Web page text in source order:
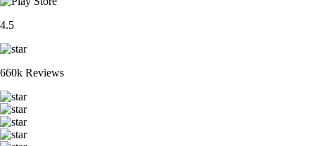
4.5
660k Reviews